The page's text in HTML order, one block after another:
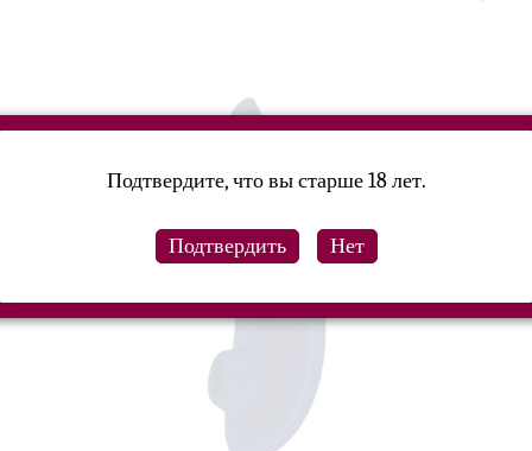
Подтвердите, что вы старше 18 лет.